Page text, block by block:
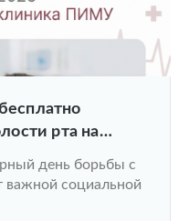
рта на
день борьбы с
важной социальной